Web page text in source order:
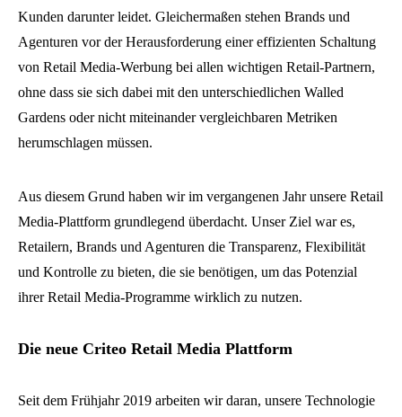
Kunden darunter leidet. Gleichermaßen stehen Brands und
Agenturen vor der Herausforderung einer effizienten Schaltung
von Retail Media-Werbung bei allen wichtigen Retail-Partnern,
ohne dass sie sich dabei mit den unterschiedlichen Walled
Gardens oder nicht miteinander vergleichbaren Metriken
herumschlagen müssen.
Aus diesem Grund haben wir im vergangenen Jahr unsere Retail
Media-Plattform grundlegend überdacht. Unser Ziel war es,
Retailern, Brands und Agenturen die Transparenz, Flexibilität
und Kontrolle zu bieten, die sie benötigen, um das Potenzial
ihrer Retail Media-Programme wirklich zu nutzen.
Die neue Criteo Retail Media Plattform
Seit dem Frühjahr 2019 arbeiten wir daran, unsere Technologie